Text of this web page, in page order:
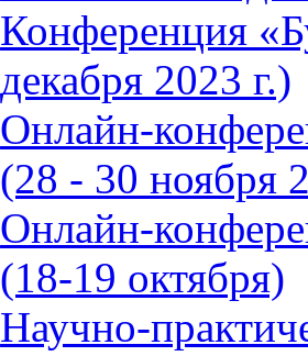
Конференция
декабря 2023 г.)
Онлайн-
(28 - 30 ноября
Онлайн-
(18-19 октября)
Научно-